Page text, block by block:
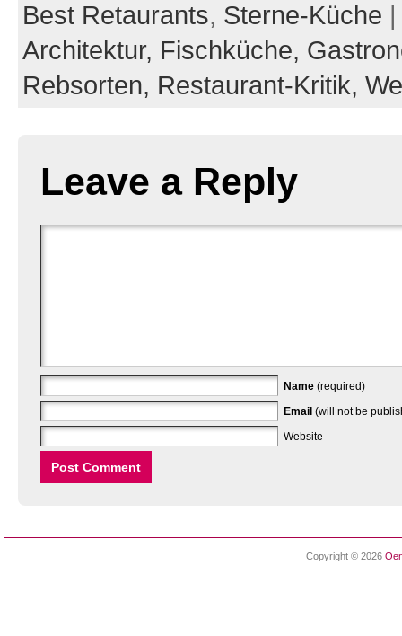
Best Retaurants, Sterne-Küche
Architektur, Fischküche,
Rebsorten, Restaurant-Kritik,
Leave a Reply
Name (required)
Email (will not be
Website
Copyright © 2026